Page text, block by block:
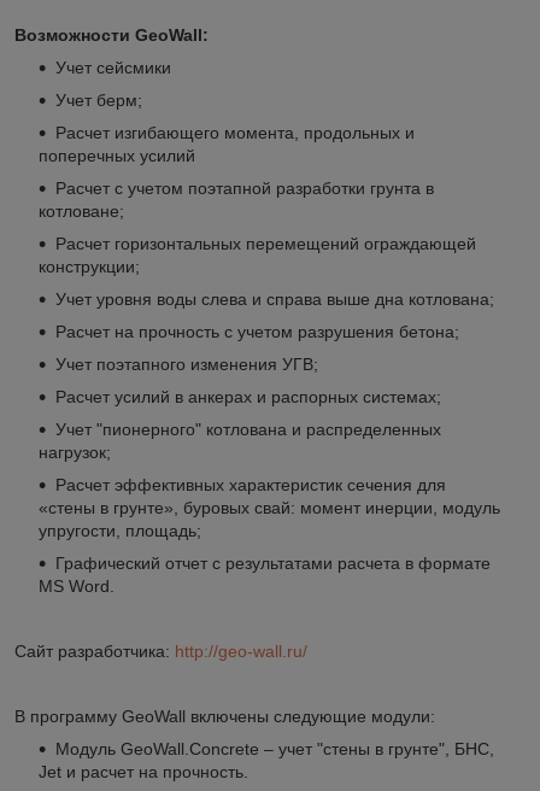
Возможности GeoWall:
Учет сейсмики
Учет берм;
Расчет изгибающего момента, продольных и
поперечных усилий
Расчет с учетом поэтапной разработки грунта в
котловане;
Расчет горизонтальных перемещений ограждающей
конструкции;
Учет уровня воды слева и справа выше дна котлована;
Расчет на прочность с учетом разрушения бетона;
Учет поэтапного изменения УГВ;
Расчет усилий в анкерах и распорных системах;
Учет "пионерного" котлована и распределенных
нагрузок;
Расчет эффективных характеристик сечения для
«стены в грунте», буровых свай: момент инерции, модуль
упругости, площадь;
Графический отчет с результатами расчета в формате
MS Word.
Сайт разработчика: http://geo-wall.ru/
В программу GeoWall включены следующие модули:
Модуль GeoWall.Concrete – учет "стены в грунте", БНС,
Jet и расчет на прочность.